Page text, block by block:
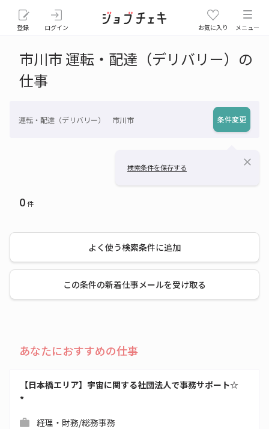
登録 ログイン お気に入り メニュー
市川市 運転・配達（デリバリー）の
仕事
運転・配達（デリバリー） 市川市 条件変更
検索条件を保存する close
0件
よく使う検索条件に追加
この条件の新着仕事メールを受け取る
あなたにおすすめの仕事
【日本橋エリア】宇宙に関する社団法人で事務サポート☆
*
経理・財務/総務事務